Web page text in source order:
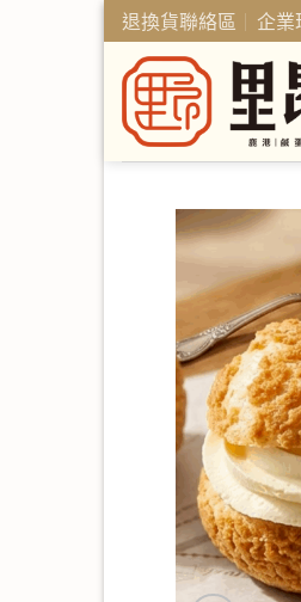
Skip
to
content
退換貨聯絡區 企業